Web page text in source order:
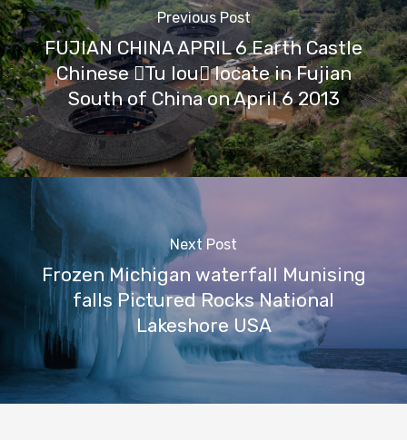
Previous Post
FUJIAN CHINA APRIL 6 Earth Castle
Chinese Tu lou locate in Fujian
South of China on April 6 2013
Next Post
Frozen Michigan waterfall Munising
falls Pictured Rocks National
Lakeshore USA